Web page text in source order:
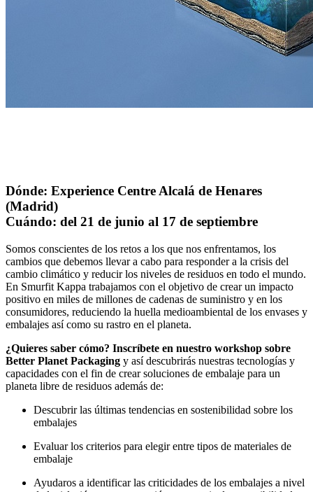
Dónde: Experience Centre Alcalá de Henares
(Madrid)
Cuándo: del 21 de junio al 17 de septiembre
Somos conscientes de los retos a los que nos enfrentamos, los
cambios que debemos llevar a cabo para responder a la crisis del
cambio climático y reducir los niveles de residuos en todo el mundo.
En Smurfit Kappa trabajamos con el objetivo de crear un impacto
positivo en miles de millones de cadenas de suministro y en los
consumidores, reduciendo la huella medioambiental de los envases y
embalajes así como su rastro en el planeta.
¿Quieres saber cómo? Inscríbete en nuestro workshop sobre
Better Planet Packaging y así descubrirás nuestras tecnologías y
capacidades con el fin de crear soluciones de embalaje para un
planeta libre de residuos además de:
Descubrir las últimas tendencias en sostenibilidad sobre los
embalajes
Evaluar los criterios para elegir entre tipos de materiales de
embalaje
Ayudaros a identificar las criticidades de los embalajes a nivel